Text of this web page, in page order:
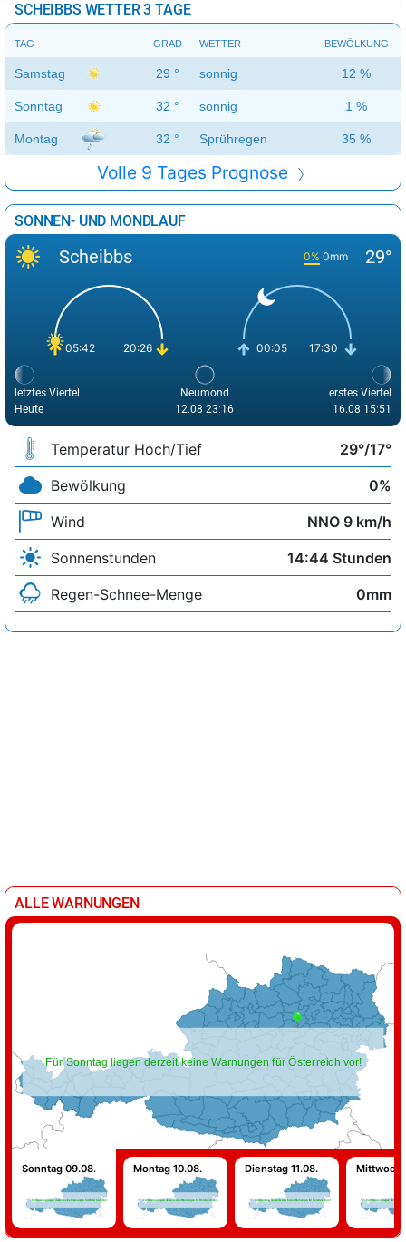
SCHEIBBS WETTER 3 TAGE
TAG GRAD WETTER BEWÖLKUNG
Samstag 29 ° sonnig 12 %
Sonntag 32 ° sonnig 1 %
Montag 32 ° Sprühregen 35 %
Volle 9 Tages Prognose
SONNEN- UND MONDLAUF
Scheibbs 0% 0mm 29°
05:42 20:26 00:05 17:30
letztes Viertel
Heute
Neumond
12.08 23:16
erstes Viertel
16.08 15:51
Temperatur Hoch/Tief
29°/17°
Bewölkung
0%
Wind
NNO 9 km/h
Sonnenstunden
14:44 Stunden
Regen-Schnee-Menge
0mm
ALLE WARNUNGEN
Für Sonntag liegen derzeit keine Warnungen für Österreich vor!
Sonntag 09.08.
Für Sonntag liegen derzeit keine Warnungen für Österreich vor!
Montag 10.08.
Für Montag liegen derzeit keine Warnungen für Österreich vor!
Dienstag 11.08.
Für Dienstag liegen derzeit keine Warnungen für Österreich vor!
Mittwoch
Für Mittwoch liegen derzeit